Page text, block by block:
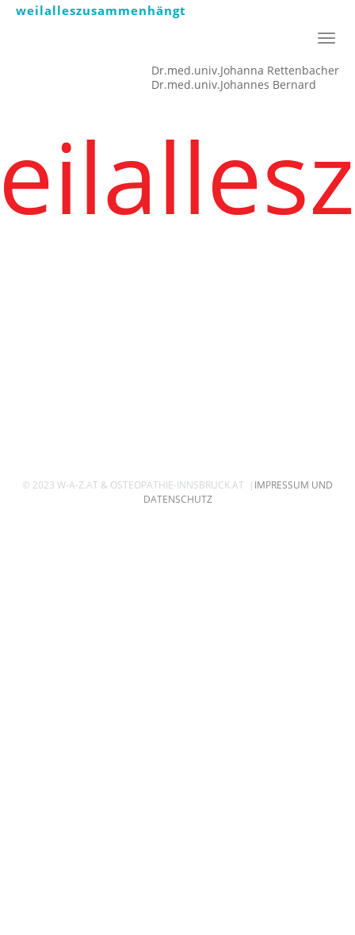
weilalleszusammenhängt
Dr.med.univ.Johanna Rettenbacher
Dr.med.univ.Johannes Bernard
© 2023 W-A-Z.AT & OSTEOPATHIE-INNSBRUCK.AT | IMPRESSUM UND
DATENSCHUTZ